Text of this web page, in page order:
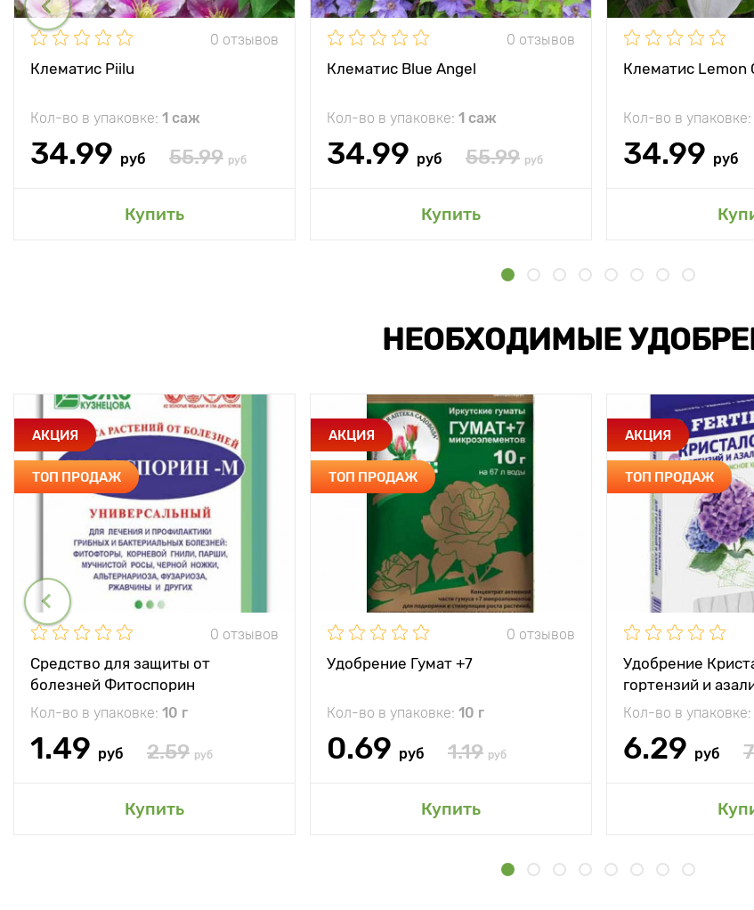
0 отзывов
Клематис Piilu
Кол-во в упаковке: 1 саж
34.99 руб 55.99 руб
Купить
0 отзывов
Клематис Blue Angel
Кол-во в упаковке: 1 саж
34.99 руб 55.99 руб
Купить
Клематис Lemon
Кол-во в упаковке:
34.99 руб
НЕОБХОДИМЫЕ
АКЦИЯ
ТОП ПРОДАЖ
0 отзывов
Средство для защиты от
болезней Фитоспорин
Кол-во в упаковке: 10 г
1.49 руб 2.59 руб
Купить
АКЦИЯ
ТОП ПРОДАЖ
0 отзывов
Удобрение Гумат +7
Кол-во в упаковке: 10 г
0.69 руб 1.19 руб
Купить
АКЦИЯ
ТОП ПРОДАЖ
Удобрение
гортензий и
Кол-во в упаковке:
6.29 руб